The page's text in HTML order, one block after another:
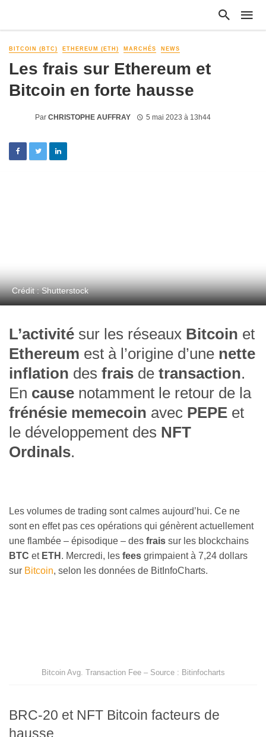
BITCOIN (BTC) ETHEREUM (ETH) MARCHÉS NEWS
Les frais sur Ethereum et
Bitcoin en forte hausse
Par CHRISTOPHE AUFFRAY 5 mai 2023 à 13h44
Crédit : Shutterstock
L’activité sur les réseaux Bitcoin et
Ethereum est à l’origine d’une nette
inflation des frais de transaction.
En cause notamment le retour de la
frénésie memecoin avec PEPE et
le développement des NFT
Ordinals.
Les volumes de trading sont calmes aujourd’hui. Ce ne
sont en effet pas ces opérations qui génèrent actuellement
une flambée – épisodique – des frais sur les blockchains
BTC et ETH . Mercredi, les fees grimpaient à 7,24 dollars
sur Bitcoin, selon les données de BitInfoCharts.
Bitcoin Avg. Transaction Fee – Source : Bitinfocharts
BRC-20 et NFT Bitcoin facteurs de
hausse